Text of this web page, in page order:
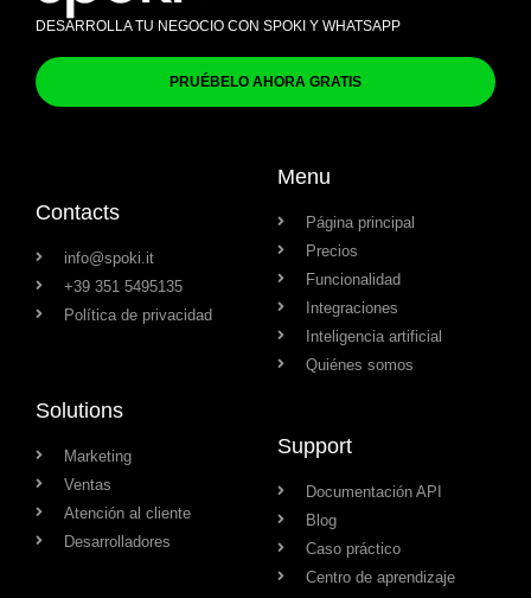
DESARROLLA TU NEGOCIO CON SPOKI Y WHATSAPP
PRUÉBELO AHORA GRATIS
Contacts
info@spoki.it
+39 351 5495135
Política de privacidad
Menu
Página principal
Precios
Funcionalidad
Integraciones
Inteligencia artificial
Quiénes somos
Solutions
Marketing
Ventas
Atención al cliente
Desarrolladores
Support
Documentación API
Blog
Caso práctico
Centro de aprendizaje